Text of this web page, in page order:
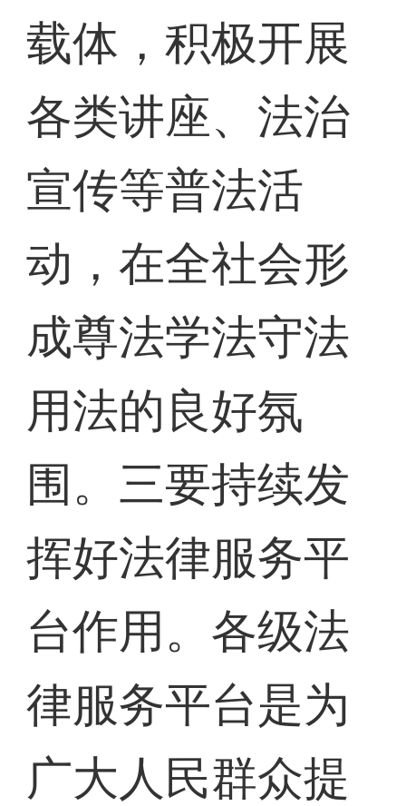
载体，积极开展
各类讲座、法治
宣传等普法活
动，在全社会形
成尊法学法守法
用法的良好氛
围。三要持续发
挥好法律服务平
台作用。各级法
律服务平台是为
广大人民群众提